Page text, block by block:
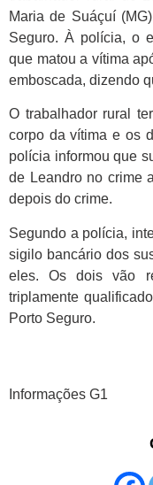
Maria de Suáçuí
Seguro. À polícia, o
que matou a vítima
emboscada, dizendo
O trabalhador rural
corpo da vítima e os
polícia informou que
de Leandro no crime
depois do crime.
Segundo a polícia,
sigilo bancário dos
eles. Os dois vão
triplamente
Porto Seguro.
Informações G1